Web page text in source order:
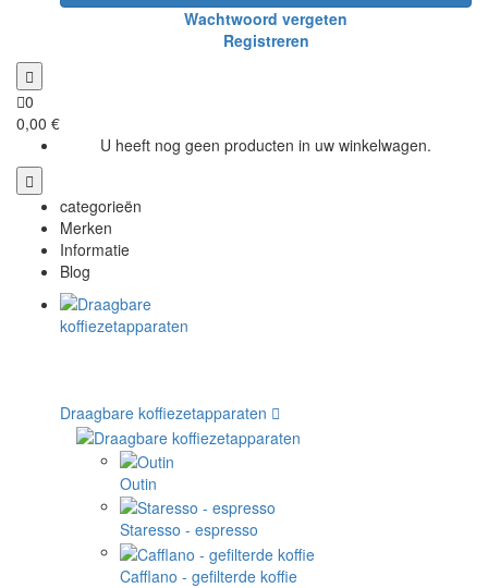
Wachtwoord vergeten
Registreren
0
0,00 €
U heeft nog geen producten in uw winkelwagen.
categorieën
Merken
Informatie
Blog
Draagbare koffiezetapparaten
Outin
Staresso - espresso
Cafflano - gefilterde koffie